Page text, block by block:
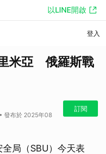
以LINE開啟
登入
米亞 俄羅斯戰
發布於 2025年08
訂閱
全局（SBU）今天表